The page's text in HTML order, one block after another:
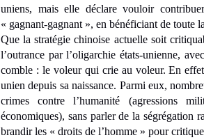
uniens, mais elle déclare vouloir
« gagnant-gagnant », en bénéficiant de toute
Que la stratégie chinoise actuelle soit
l’outrance par l’oligarchie états-unienne,
comble : le voleur qui crie au voleur. En
unien depuis sa naissance. Parmi eux,
crimes contre l’humanité (agressions
économiques), sans parler de la ségrégation
brandir les « droits de l’homme » pour